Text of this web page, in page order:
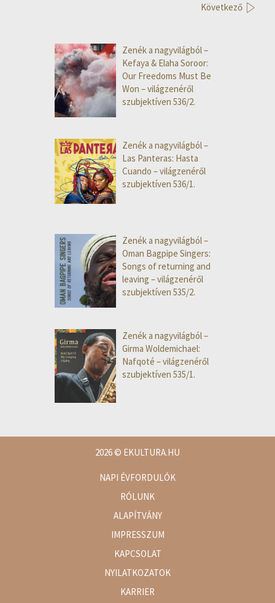
Következő
Zenék a nagyvilágból –
Kefaya & Elaha Soroor:
Our Freedoms Must Be
Won – világzenéről
szubjektíven 536/2.
Zenék a nagyvilágból –
Las Panteras: Hasta
Cuando – világzenéről
szubjektíven 536/1.
Zenék a nagyvilágból –
Oman Bagpipe Singers:
Songs of returning and
leaving – világzenéről
szubjektíven 535/2.
Zenék a nagyvilágból –
Girma Woldemichael:
Nafqoté – világzenéről
szubjektíven 535/1.
2026© EKULTURA.HU
NAPI ÉVFORDULÓK
RÓLUNK
ALAPÍTVÁNY
IMPRESSZUM
KAPCSOLAT
NYILATKOZATOK
KARRIER